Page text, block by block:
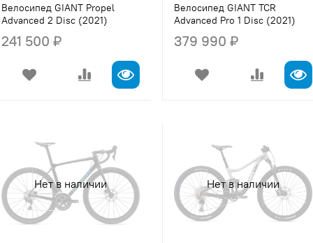
Велосипед GIANT Propel
Advanced 2 Disc (2021)
241 500 ₽
Велосипед GIANT TCR
Advanced Pro 1 Disc (2021)
379 990 ₽
Нет в наличии Нет в наличии